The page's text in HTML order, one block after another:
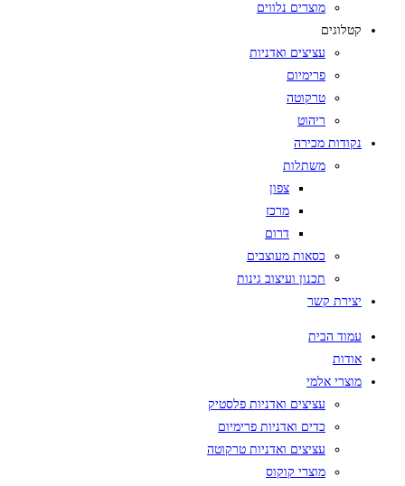
מוצרים נלווים
קטלוגים
עציצים ואדניות
פרימיום
טרקוטה
ריהוט
נקודות מכירה
משתלות
צפון
מרכז
דרום
כסאות מעוצבים
תכנון ועיצוב גינות
יצירת קשר
עמוד הבית
אודות
מוצרי אלמי
עציצים ואדניות פלסטיק
כדים ואדניות פרימיום
עציצים ואדניות טרקוטה
מוצרי קוקוס